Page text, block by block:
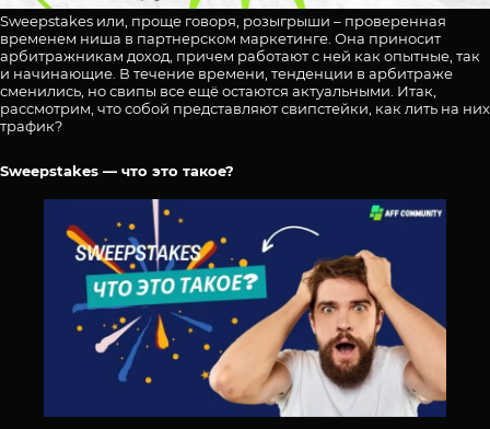
Sweepstakes или, проще говоря, розыгрыши – проверенная
временем ниша в партнерском маркетинге. Она приносит
арбитражникам доход, причем работают с ней как опытные, так
и начинающие. В течение времени, тенденции в арбитраже
сменились, но свипы все ещё остаются актуальными. Итак,
рассмотрим, что собой представляют свипстейки, как лить на них
трафик?
Sweepstakes — что это такое?